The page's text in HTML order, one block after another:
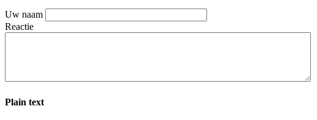
Uw naam
Reactie
Plain text